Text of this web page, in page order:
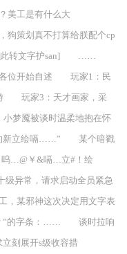
美工是有什么大
策划真不打算给朕配个cp
[按此转文字护san] ……
各位开始自述 玩家1：民
家3：天才画家，采
被谈时温柔地抱在怀
的新立绘嗝……” 某个暗戳
…@￥&嗝…立#！绘
常，请求启动全员紧急
邪神这次决定用文字表
”的字条：…… 谈时拉响
刻展开s级收容措